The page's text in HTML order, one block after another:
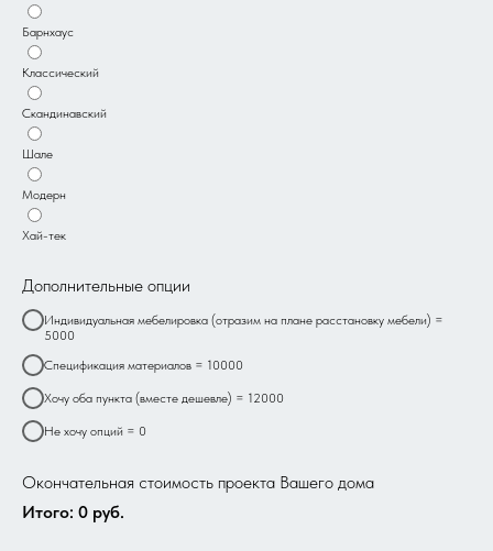
Барнхаус
Классический
Скандинавский
Шале
Модерн
Хай-тек
Дополнительные опции
Индивидуальная мебелировка (отразим на плане расстановку мебели) =
5000
Спецификация материалов = 10000
Хочу оба пункта (вместе дешевле) = 12000
Не хочу опций = 0
Окончательная стоимость проекта Вашего дома
Итого: 0 руб.